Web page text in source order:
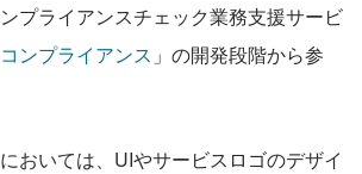
プライアンスチェック業務支援サービ
ンプライアンス 」の開発段階から参
おいては、UIやサービスロゴのデザイ